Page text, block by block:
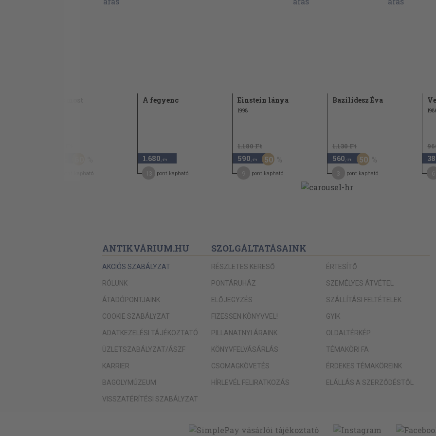
pont kapható
A fegyenc
1.680 ,-Ft
pont kapható
Einstein lánya
1998
1.180 Ft
590 ,-Ft 50
pont kapható
Bazilidesz Éva
1.130 Ft
560 ,-Ft 50
pont kapható
ANTIKVÁRIUM.HU
AKCIÓS SZABÁLYZAT
RÓLUNK
ÁTADÓPONTJAINK
COOKIE SZABÁLYZAT
ADATKEZELÉSI TÁJÉKOZTATÓ
ÜZLETSZABÁLYZAT/ÁSZF
KARRIER
BAGOLYMÚZEUM
VISSZATÉRÍTÉSI SZABÁLYZAT
SZOLGÁLTATÁSAINK
RÉSZLETES KERESŐ
PONTÁRUHÁZ
ELŐJEGYZÉS
FIZESSEN KÖNYVVEL!
PILLANATNYI ÁRAINK
KÖNYVFELVÁSÁRLÁS
CSOMAGKÖVETÉS
HÍRLEVÉL FELIRATKOZÁS
ÉRTESÍTŐ
SZEMÉLYES ÁTVÉTEL
SZÁLLÍTÁSI FELTÉTELEK
GYIK
OLDALTÉRKÉP
TÉMAKÖRI FA
ÉRDEKES TÉMAKÖREINK
ELÁLLÁS A SZERZŐDÉSTŐL